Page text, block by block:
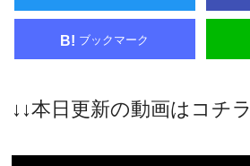
B! ブックマーク
↓↓本日更新の動画はコチラ